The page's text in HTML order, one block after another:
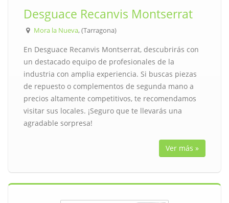
Desguace Recanvis Montserrat
Mora la Nueva, (Tarragona)
En Desguace Recanvis Montserrat, descubrirás con
un destacado equipo de profesionales de la
industria con amplia experiencia. Si buscas piezas
de repuesto o complementos de segunda mano a
precios altamente competitivos, te recomendamos
visitar sus locales. ¡Seguro que te llevarás una
agradable sorpresa!
Ver más »